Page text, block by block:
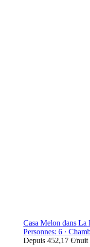
Casa Melon dans La
Personnes: 6 ·
Depuis 452,17 €/nuit